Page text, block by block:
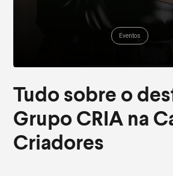
Eventos
Tudo sobre o
Grupo CRIA na
Criadores